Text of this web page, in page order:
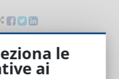
le
ai